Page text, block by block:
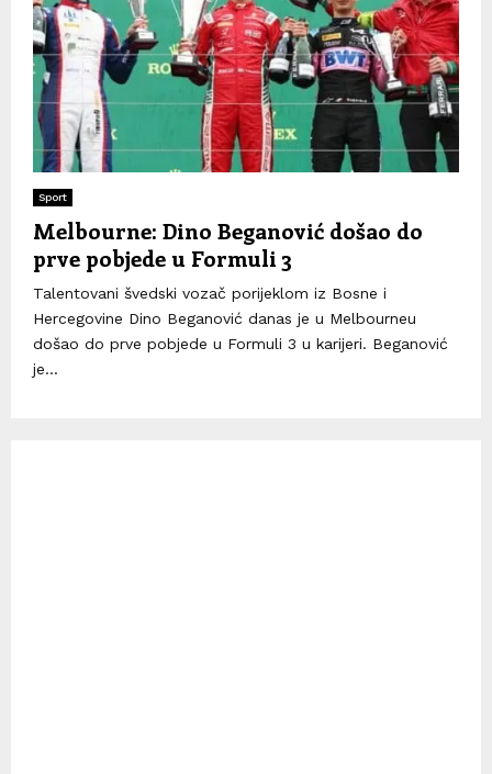
Sport
Melbourne: Dino Beganović došao do
prve pobjede u Formuli 3
Talentovani švedski vozač porijeklom iz Bosne i
Hercegovine Dino Beganović danas je u Melbourneu
došao do prve pobjede u Formuli 3 u karijeri. Beganović
je...